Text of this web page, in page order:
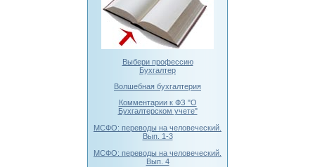
Выбери профессию
Бухгалтер
Волшебная бухгалтерия
Комментарии к ФЗ "О
Бухгалтерском учете"
МСФО: переводы на человеческий.
Вып. 1-3
МСФО: переводы на человеческий.
Вып. 4